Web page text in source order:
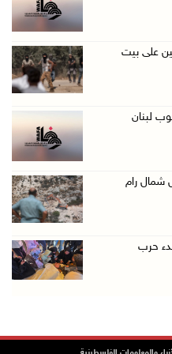
مشاركته في ب ...
الوطني ...
ويقتحمون مناط ...
مع عشرات ا ...
على بيت
لبنان
شمال رام
منذ بدء حرب